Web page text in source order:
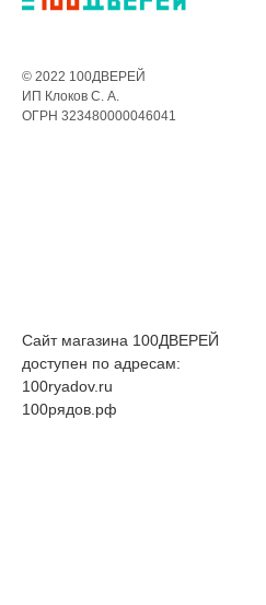
© 2022 100ДВЕРЕЙ
ИП Клоков С. А.
ОГРН 323480000046041
Сайт магазина 100ДВЕРЕЙ
доступен по адресам:
100ryadov.ru
100рядов.рф